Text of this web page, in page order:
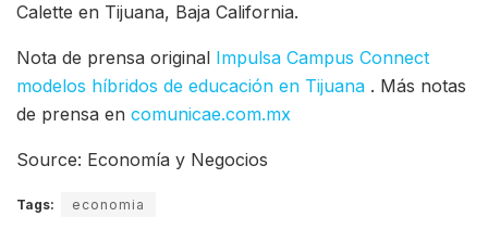
Calette en Tijuana, Baja California.
Nota de prensa original Impulsa Campus Connect
modelos híbridos de educación en Tijuana . Más notas
de prensa en comunicae.com.mx
Source: Economía y Negocios
Tags: economia